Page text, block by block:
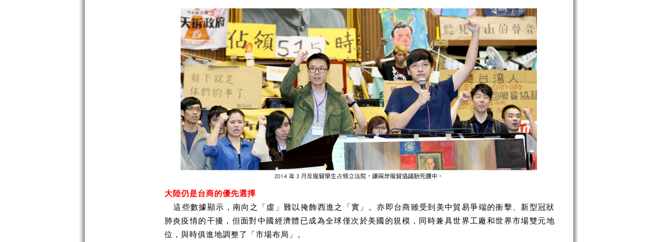
大陸仍是台商的優先選擇
這些數據顯示，南向之「虛」難以掩飾西進之「實」。亦即台商雖受到美中貿易爭端的衝擊、新型冠狀
肺炎疫情的干擾，但面對中國經濟體已成為全球僅次於美國的規模，同時兼具世界工廠和世界市場雙元地
位，與時俱進地調整了「市場布局」。